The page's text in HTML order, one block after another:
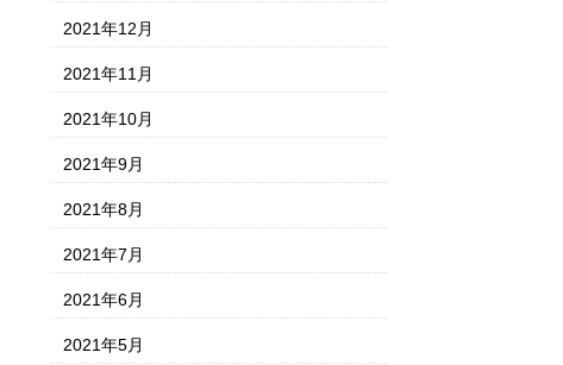
2021年12月
2021年11月
2021年10月
2021年9月
2021年8月
2021年7月
2021年6月
2021年5月